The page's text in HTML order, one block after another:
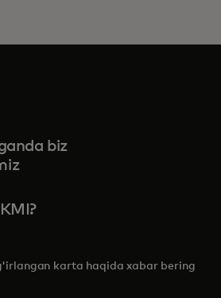
biz
karta haqida xabar bering